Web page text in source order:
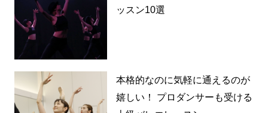
ッスン10選
本格的なのに気軽に通えるのが
嬉しい！ プロダンサーも受ける